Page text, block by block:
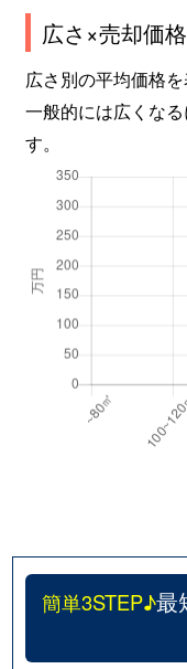
広さ×売却価格
広さ別の平均価格を
一般的には広くな
す。
簡単3STEP♪最